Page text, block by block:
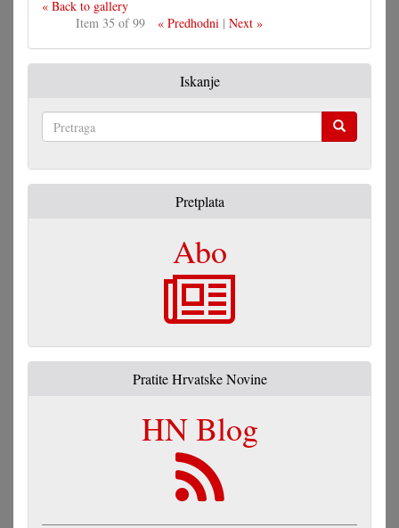
« Back to gallery
Item 35 of 99
« Predhodni| Next »
Iskanje
Pretplata
Abo
Pratite Hrvatske Novine
HN Blog